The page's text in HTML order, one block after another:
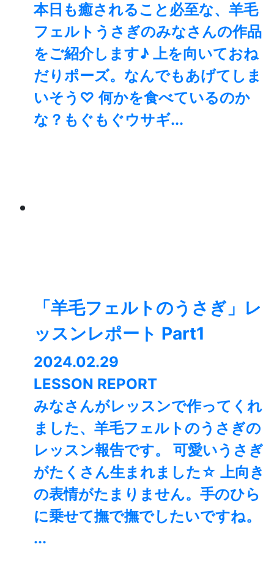
本日も癒されること必至な、羊毛
フェルトうさぎのみなさんの作品
をご紹介します♪ 上を向いておね
だりポーズ。なんでもあげてしま
いそう♡ 何かを食べているのか
な？もぐもぐウサギ...
「羊毛フェルトのうさぎ」レ
ッスンレポート Part1
2024.02.29
LESSON REPORT
みなさんがレッスンで作ってくれ
ました、羊毛フェルトのうさぎの
レッスン報告です。 可愛いうさぎ
がたくさん生まれました☆ 上向き
の表情がたまりません。手のひら
に乗せて撫で撫でしたいですね。
...